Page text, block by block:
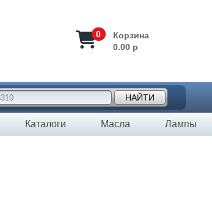
0
Корзина
0.00 р
НАЙТИ
Каталоги Масла Лампы